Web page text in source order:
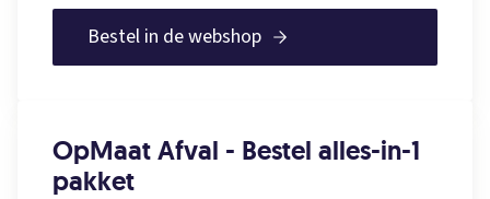
Bestel in de webshop
OpMaat Afval - Bestel alles-in-1
pakket